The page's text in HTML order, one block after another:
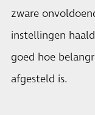
zware
instellingen
goed hoe
afgesteld is.